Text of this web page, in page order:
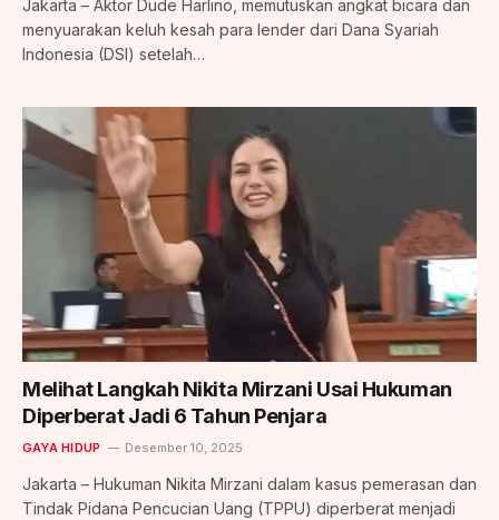
Jakarta – Aktor Dude Harlino, memutuskan angkat bicara dan
menyuarakan keluh kesah para lender dari Dana Syariah
Indonesia (DSI) setelah…
Melihat Langkah Nikita Mirzani Usai Hukuman
Diperberat Jadi 6 Tahun Penjara
GAYA HIDUP Desember 10, 2025
Jakarta – Hukuman Nikita Mirzani dalam kasus pemerasan dan
Tindak Pidana Pencucian Uang (TPPU) diperberat menjadi